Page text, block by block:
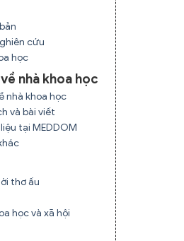
cứu
học
nhà khoa học
nhà khoa học
và bài viết
tại MEDDOM
thơ ấu
học và xã hội